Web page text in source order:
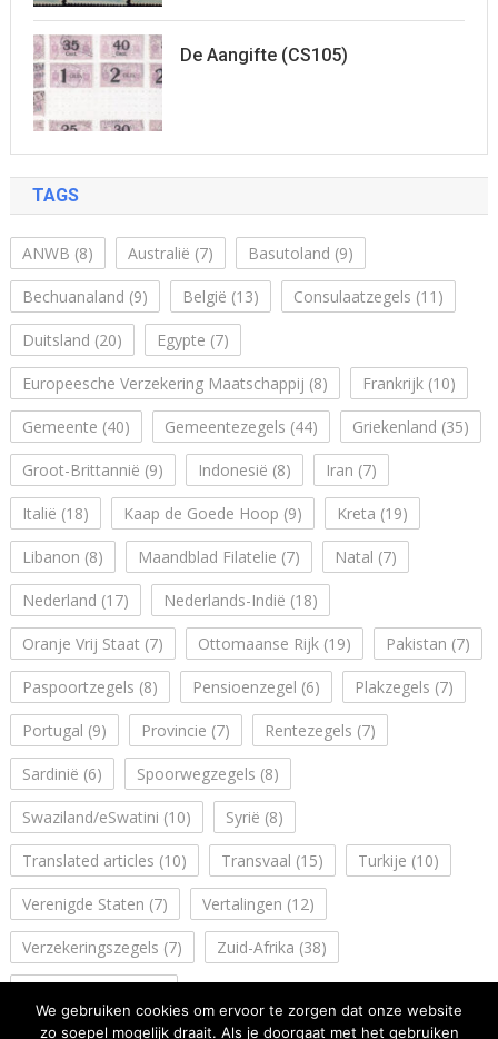
De Aangifte (CS105)
TAGS
ANWB (8) Australië (7) Basutoland (9)
Bechuanaland (9) België (13) Consulaatzegels (11)
Duitsland (20) Egypte (7)
Europeesche Verzekering Maatschappij (8) Frankrijk(10)
Gemeente (40) Gemeentezegels (44) Griekenland (35)
Groot-Brittannië (9) Indonesië (8) Iran (7)
Italië (18) Kaap de Goede Hoop (9) Kreta (19)
Libanon (8) Maandblad Filatelie (7) Natal (7)
Nederland (17) Nederlands-Indië (18)
Oranje Vrij Staat (7) Ottomaanse Rijk(19) Pakistan (7)
Paspoortzegels (8) Pensioenzegel (6) Plakzegels (7)
Portugal (9) Provincie (7) Rentezegels (7)
Sardinië (6) Spoorwegzegels (8)
Swaziland/eSwatini (10) Syrië (8)
Translated articles (10) Transvaal (15) Turkije (10)
Verenigde Staten (7) Vertalingen (12)
Verzekeringszegels (7) Zuid-Afrika (38)
We gebruiken cookies om ervoor te zorgen dat onze website
zo soepel mogelijk draait. Als je doorgaat met het gebruiken